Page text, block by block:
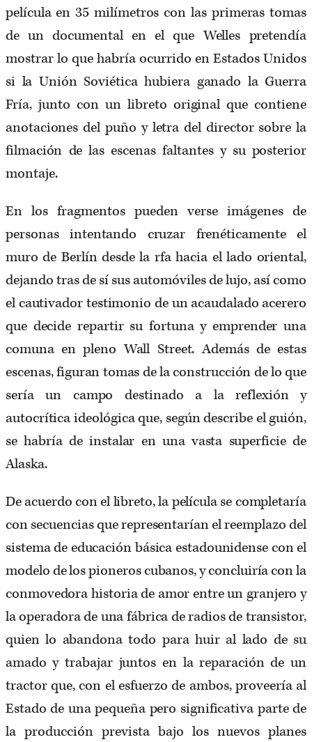
película en 35 milímetros con las primeras tomas
de un documental en el que Welles pretendía
mostrar lo que habría ocurrido en Estados Unidos
si la Unión Soviética hubiera ganado la Guerra
Fría, junto con un libreto original que contiene
anotaciones del puño y letra del director sobre la
filmación de las escenas faltantes y su posterior
montaje.
En los fragmentos pueden verse imágenes de
personas intentando cruzar frenéticamente el
muro de Berlín desde la rfa hacia el lado oriental,
dejando tras de sí sus automóviles de lujo, así como
el cautivador testimonio de un acaudalado acerero
que decide repartir su fortuna y emprender una
comuna en pleno Wall Street. Además de estas
escenas, figuran tomas de la construcción de lo que
sería un campo destinado a la reflexión y
autocrítica ideológica que, según describe el guión,
se habría de instalar en una vasta superficie de
Alaska.
De acuerdo con el libreto, la película se completaría
con secuencias que representarían el reemplazo del
sistema de educación básica estadounidense con el
modelo de los pioneros cubanos, y concluiría con la
conmovedora historia de amor entre un granjero y
la operadora de una fábrica de radios de transistor,
quien lo abandona todo para huir al lado de su
amado y trabajar juntos en la reparación de un
tractor que, con el esfuerzo de ambos, proveería al
Estado de una pequeña pero significativa parte de
la producción prevista bajo los nuevos planes